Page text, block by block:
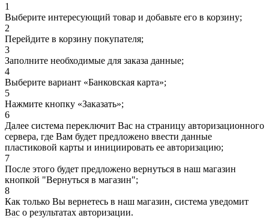
1
Выберите интересующий товар и добавьте его в корзину;
2
Перейдите в корзину покупателя;
3
Заполните необходимые для заказа данные;
4
Выберите вариант «Банковская карта»;
5
Нажмите кнопку «Заказать»;
6
Далее система переключит Вас на страницу авторизационного
сервера, где Вам будет предложено ввести данные
пластиковой карты и инициировать ее авторизацию;
7
После этого будет предложено вернуться в наш магазин
кнопкой "Вернуться в магазин";
8
Как только Вы вернетесь в наш магазин, система уведомит
Вас о результатах авторизации.